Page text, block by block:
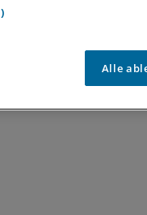
Alle